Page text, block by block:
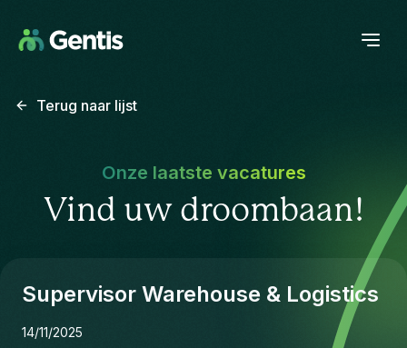
Terug naar lijst
Onze laatste vacatures
Vind uw droombaan!
Supervisor Warehouse & Logistics
14/11/2025